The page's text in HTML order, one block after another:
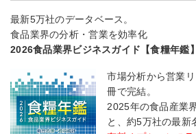
最新5万社のデータベース。
食品業界の分析・営業を効率化
2026食品業界ビジネスガイド【食糧年鑑】
市場分析から営業
冊で完結。
2025年の食品産業
と、約5万社の最新